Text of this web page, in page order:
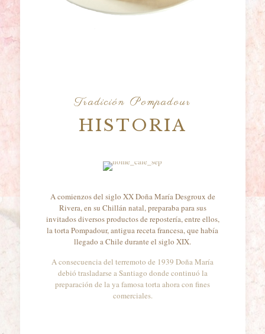
Tradición Pompadour
HISTORIA
A comienzos del siglo XX Doña María Desgroux de
Rivera, en su Chillán natal, preparaba para sus
invitados diversos productos de repostería, entre ellos,
la torta Pompadour, antigua receta francesa, que había
llegado a Chile durante el siglo XIX.
A consecuencia del terremoto de 1939 Doña María
debió trasladarse a Santiago donde continuó la
preparación de la ya famosa torta ahora con fines
comerciales.